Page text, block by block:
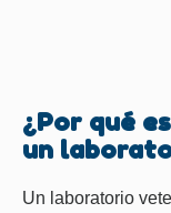
¿Por qué
un
Un laboratorio